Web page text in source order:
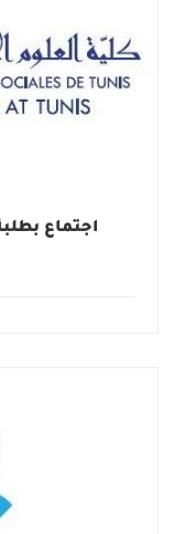
اجتماع